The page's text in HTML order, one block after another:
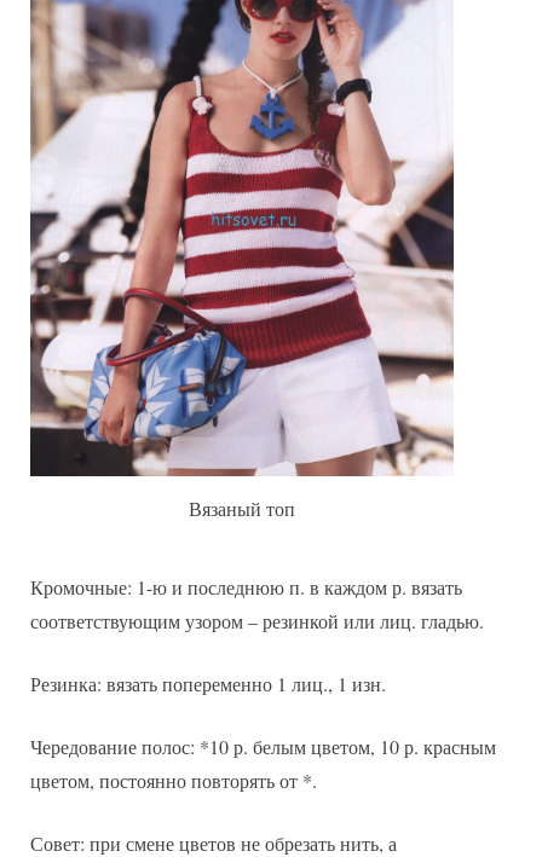
Вязаный топ
Кромочные: 1-ю и последнюю п. в каждом р. вязать
соответствующим узором – резинкой или лиц. гладью.
Резинка: вязать попеременно 1 лиц., 1 изн.
Чередование полос: *10 р. белым цветом, 10 р. красным
цветом, постоянно повторять от *.
Совет: при смене цветов не обрезать нить, а